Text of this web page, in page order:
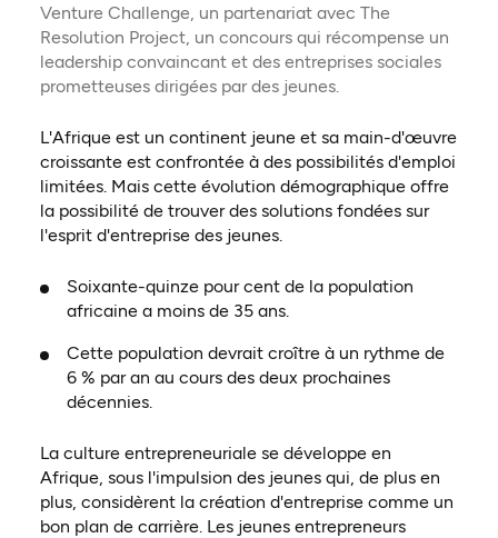
Venture Challenge, un partenariat avec The
Resolution Project, un concours qui récompense un
leadership convaincant et des entreprises sociales
prometteuses dirigées par des jeunes.
L'Afrique est un continent jeune et sa main-d'œuvre
croissante est confrontée à des possibilités d'emploi
limitées. Mais cette évolution démographique offre
la possibilité de trouver des solutions fondées sur
l'esprit d'entreprise des jeunes.
Soixante-quinze pour cent de la population
africaine a moins de 35 ans.
Cette population devrait croître à un rythme de
6 % par an au cours des deux prochaines
décennies.
La culture entrepreneuriale se développe en
Afrique, sous l'impulsion des jeunes qui, de plus en
plus, considèrent la création d'entreprise comme un
bon plan de carrière. Les jeunes entrepreneurs